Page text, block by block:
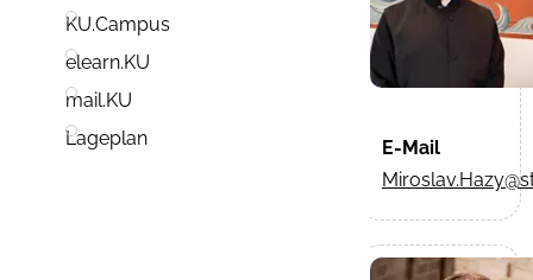
KU.Campus
elearn.KU
mail.KU
Lageplan
E-Mail